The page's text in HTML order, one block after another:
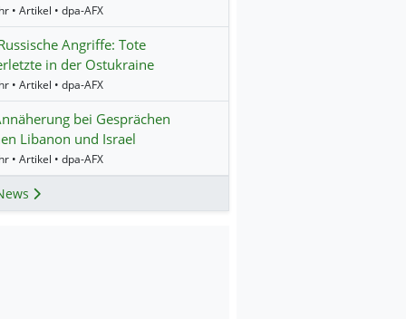
• Artikel • dpa-AFX
Angriffe: Tote
in der Ostukraine
• Artikel • dpa-AFX
bei Gesprächen
Libanon und Israel
• Artikel • dpa-AFX